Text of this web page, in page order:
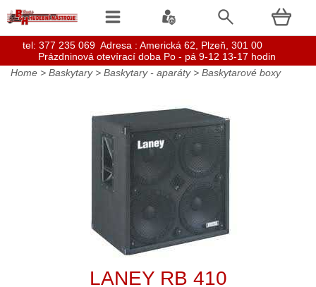
Home > Baskytary> Baskytary - aparáty> Baskytarové boxy
LANEY RB 410
tel: 377 235 069 Adresa : Americká 62, Plzeň, 301 00
Prázdninová otevírací doba Po - pá 9-12 13-17 hodin